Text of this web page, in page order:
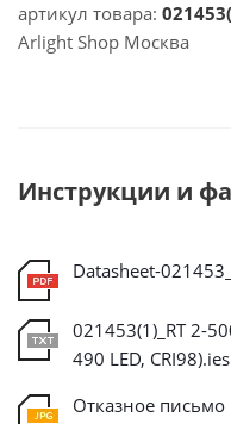
артикул товара:
Arlight Shop Москва
Инструкции и
Datasheet-
021453(1)_RT 2-
490 LED, CRI98).ies
Отказное